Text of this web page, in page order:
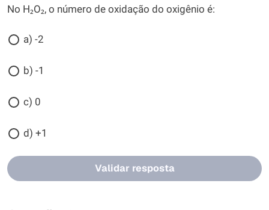
No H₂O₂, o número de oxidação do oxigênio é:
a) -2
b) -1
c) 0
d) +1
Validar resposta